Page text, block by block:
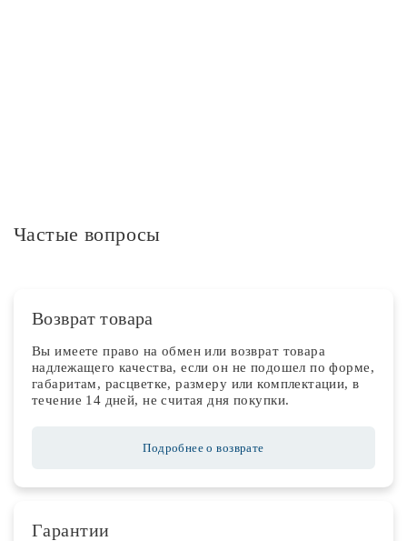
Частые вопросы
Возврат товара
Вы имеете право на обмен или возврат товара
надлежащего качества, если он не подошел по форме,
габаритам, расцветке, размеру или комплектации, в
течение 14 дней, не считая дня покупки.
Подробнее о возврате
Гарантии